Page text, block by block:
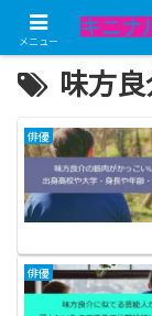
味方
俳優
俳優
メニュー